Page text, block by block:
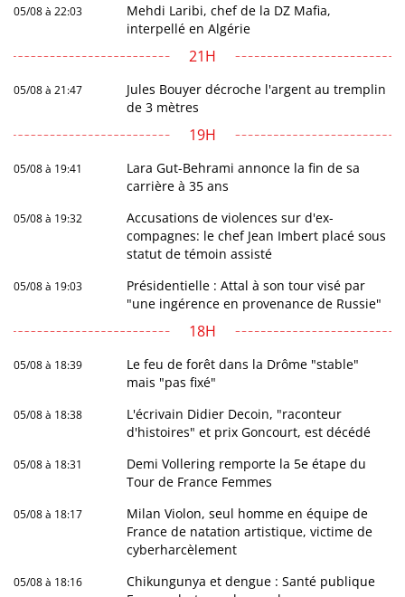
05/08 à 22:03
Mehdi Laribi, chef de la DZ Mafia,
interpellé en Algérie
21H
05/08 à 21:47
Jules Bouyer décroche l'argent au tremplin
de 3 mètres
19H
05/08 à 19:41
Lara Gut-Behrami annonce la fin de sa
carrière à 35 ans
05/08 à 19:32
Accusations de violences sur d'ex-
compagnes: le chef Jean Imbert placé sous
statut de témoin assisté
05/08 à 19:03
Présidentielle : Attal à son tour visé par
"une ingérence en provenance de Russie"
18H
05/08 à 18:39
Le feu de forêt dans la Drôme "stable"
mais "pas fixé"
05/08 à 18:38
L'écrivain Didier Decoin, "raconteur
d'histoires" et prix Goncourt, est décédé
05/08 à 18:31
Demi Vollering remporte la 5e étape du
Tour de France Femmes
05/08 à 18:17
Milan Violon, seul homme en équipe de
France de natation artistique, victime de
cyberharcèlement
05/08 à 18:16
Chikungunya et dengue : Santé publique